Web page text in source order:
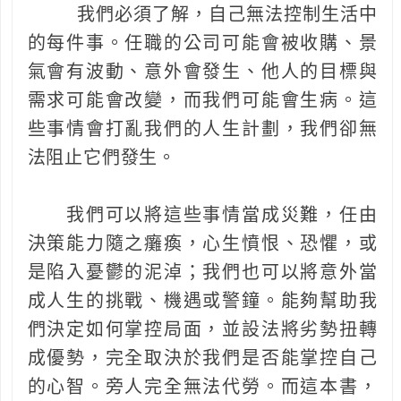
我們必須了解，自己無法控制生活中
的每件事。任職的公司可能會被收購、景
氣會有波動、意外會發生、他人的目標與
需求可能會改變，而我們可能會生病。這
些事情會打亂我們的人生計劃，我們卻無
法阻止它們發生。
我們可以將這些事情當成災難，任由
決策能力隨之癱瘓，心生憤恨、恐懼，或
是陷入憂鬱的泥淖；我們也可以將意外當
成人生的挑戰、機遇或警鐘。能夠幫助我
們決定如何掌控局面，並設法將劣勢扭轉
成優勢，完全取決於我們是否能掌控自己
的心智。旁人完全無法代勞。而這本書，